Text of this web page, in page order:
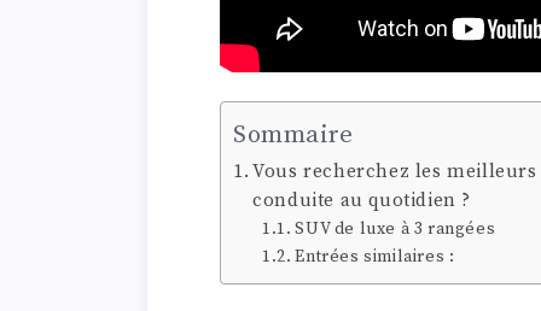
Sommaire
Vous recherchez les
conduite au quotidien ?
SUV de luxe à 3 rangées
Entrées similaires :